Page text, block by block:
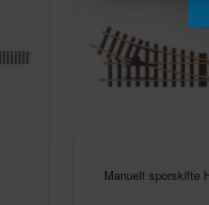
Manuelt sporskifte